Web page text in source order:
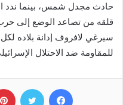
حادث مجدل شمس، بينما ندد
قلقه من تصاعد الوضع إلى
سيرغي لافروف إدانة بلاده لكل
للمقاومة ضد الاحتلال
فيسبوك تويتر